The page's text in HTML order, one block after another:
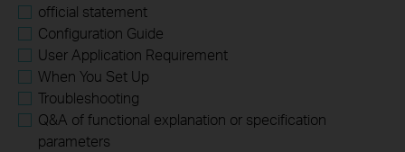
official statement
Configuration Guide
User Application Requirement
When You Set Up
Troubleshooting
Q&A of functional explanation or specification
parameters